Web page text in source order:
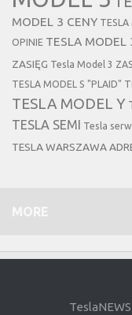
MODEL 3 CENY TESLA
OPINIE TESLA MODEL
ZASIĘG Tesla Model 3
TESLA MODEL S "PLAID"
TESLA MODEL Y
TESLA SEMI Tesla
TESLA WARSZAWA
MORE